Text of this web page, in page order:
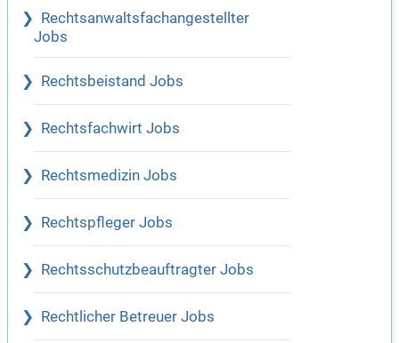
Rechtsanwaltsfachangestellter
Jobs
Rechtsbeistand Jobs
Rechtsfachwirt Jobs
Rechtsmedizin Jobs
Rechtspfleger Jobs
Rechtsschutzbeauftragter Jobs
Rechtlicher Betreuer Jobs